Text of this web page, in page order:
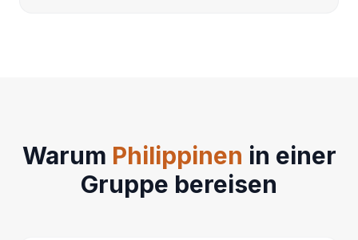
Warum Philippinen in einer
Gruppe bereisen